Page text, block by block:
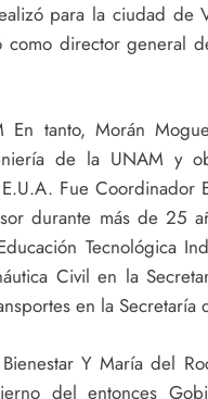
para la ciudad de
director general
tanto, Morán
de la UNAM y
Fue Coordinador
durante más de 25
Tecnológica
Civil en la
en la Secretaría
Y María del
del entonces